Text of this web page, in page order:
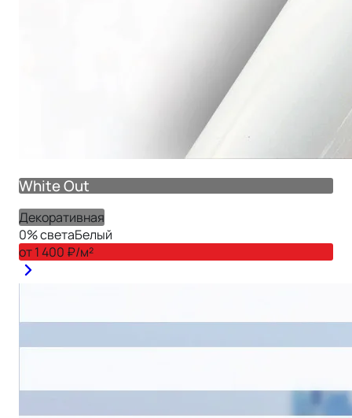
White Out
Декоративная
0% светаБелый
от1 400 ₽/м²